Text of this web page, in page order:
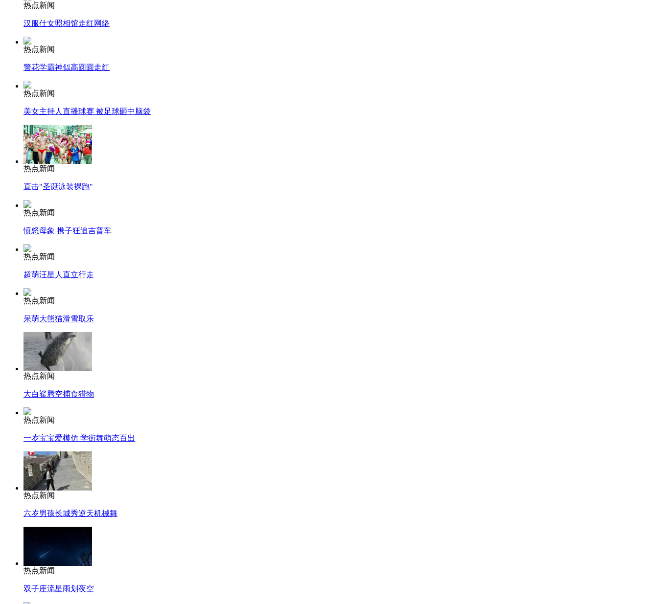
走！跟着总书记去植树
纽约上演“枕头大战”
司机酒驾遇交警 急速倒车逃窜
热点新闻
汉服仕女照相馆走红网络
热点新闻
警花学霸神似高圆圆走红
热点新闻
美女主持人直播球赛 被足球砸中脑袋
热点新闻
直击"圣诞泳装裸跑"
热点新闻
愤怒母象 携子狂追吉普车
热点新闻
超萌汪星人直立行走
热点新闻
呆萌大熊猫滑雪取乐
热点新闻
大白鲨腾空捕食猎物
热点新闻
一岁宝宝爱模仿 学街舞萌态百出
热点新闻
六岁男孩长城秀逆天机械舞
热点新闻
双子座流星雨划夜空